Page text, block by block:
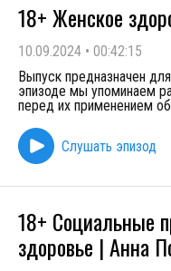
18+ Женское
10.09.2024 • 00:42:15
Выпуск предназначен
эпизоде мы упоминаем
перед их применением
Слушать эпизод
18+ Социальные
здоровье | Анна